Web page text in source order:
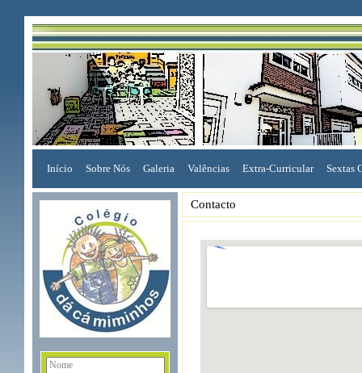
Início Sobre Nós Galeria Valências Extra-Curricular Sextas
Contacto